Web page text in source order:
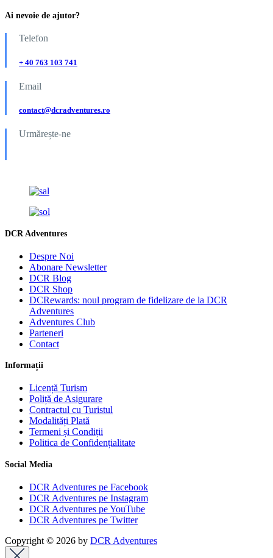
Ai nevoie de ajutor?
Telefon
+ 40 763 103 741
Email
contact@dcradventures.ro
Urmărește-ne
DCR Adventures
Despre Noi
Abonare Newsletter
DCR Blog
DCR Shop
DCRewards: noul program de fidelizare de la DCR
Adventures
Adventures Club
Parteneri
Contact
Informații
Licență Turism
Poliță de Asigurare
Contractul cu Turistul
Modalități Plată
Termeni și Condiții
Politica de Confidențialitate
Social Media
DCR Adventures pe Facebook
DCR Adventures pe Instagram
DCR Adventures pe YouTube
DCR Adventures pe Twitter
Copyright © 2026 by DCR Adventures